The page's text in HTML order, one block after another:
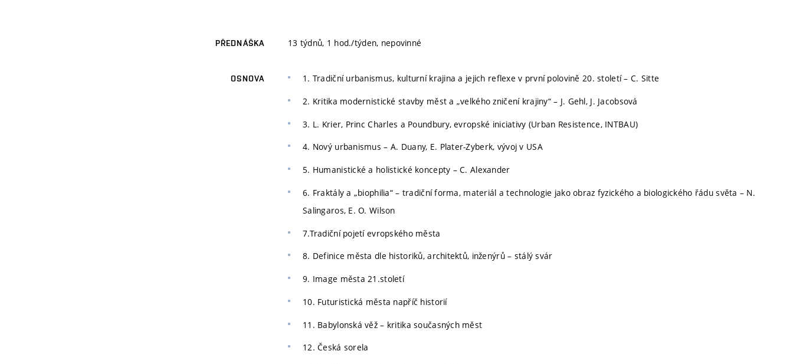
PŘEDNÁŠKA 13 týdnů, 1 hod./týden, nepovinné
OSNOVA 1. Tradiční urbanismus, kulturní krajina a jejich reflexe v první polovině 20. století – C. Sitte
2. Kritika modernistické stavby měst a „velkého zničení krajiny“ – J. Gehl, J. Jacobsová
3. L. Krier, Princ Charles a Poundbury, evropské iniciativy (Urban Resistence, INTBAU)
4. Nový urbanismus – A. Duany, E. Plater-Zyberk, vývoj v USA
5. Humanistické a holistické koncepty – C. Alexander
6. Fraktály a „biophilia“ – tradiční forma, materiál a technologie jako obraz fyzického a biologického řádu světa – N.
Salingaros, E. O. Wilson
7.Tradiční pojetí evropského města
8. Definice města dle historiků, architektů, inženýrů – stálý svár
9. Image města 21.století
10. Futuristická města napříč historií
11. Babylonská věž – kritika současných měst
12. Česká sorela